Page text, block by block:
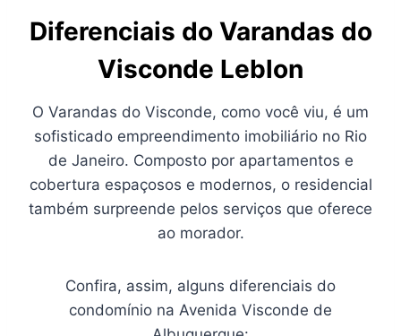
Diferenciais do Varandas do
Visconde Leblon
O Varandas do Visconde, como você viu, é um
sofisticado empreendimento imobiliário no Rio
de Janeiro. Composto por apartamentos e
cobertura espaçosos e modernos, o residencial
também surpreende pelos serviços que oferece
ao morador.
Confira, assim, alguns diferenciais do
condomínio na Avenida Visconde de